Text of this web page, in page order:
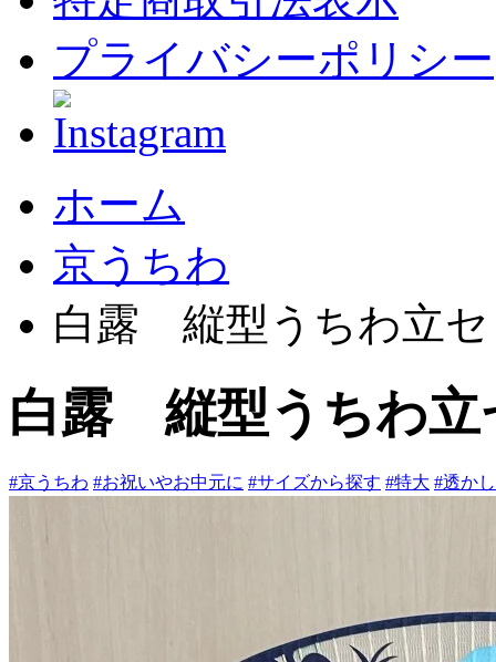
プライバシーポリシー
ホーム
京うちわ
白露 縦型うちわ立
白露 縦型うちわ
#京うちわ #お祝いやお中元に #サイズから探す #特大 #透か